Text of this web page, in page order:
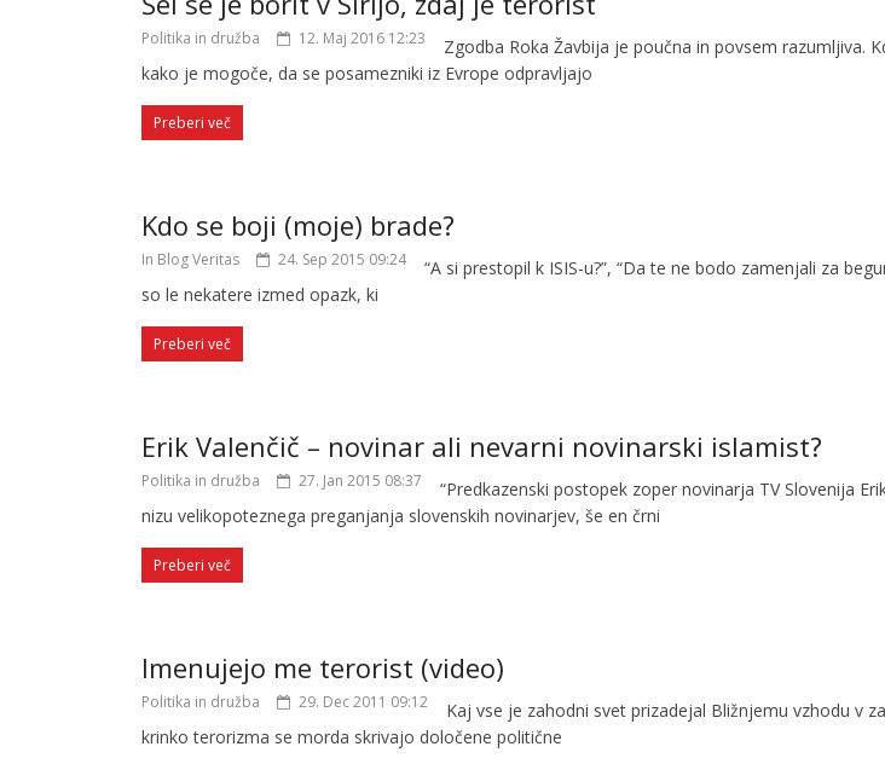
Politika in družba 12. Maj 2016 12:23
Zgodba Roka Žavbija je poučna in povsem razumljiva.
kako je mogoče, da se posamezniki iz Evrope odpravljajo
Preberi več
Kdo se boji (moje) brade?
In Blog Veritas 24. Sep 2015 09:24
“A si prestopil k ISIS-u?”, “Da te ne bodo zamenjali za
so le nekatere izmed opazk, ki
Preberi več
Erik Valenčič – novinar ali nevarni novinarski islamist?
Politika in družba 27. Jan 2015 08:37
“Predkazenski postopek zoper novinarja TV Slovenija
nizu velikopoteznega preganjanja slovenskih novinarjev, še en črni
Preberi več
Imenujejo me terorist (video)
Politika in družba 29. Dec 2011 09:12
Kaj vse je zahodni svet prizadejal Bližnjemu vzhodu v
krinko terorizma se morda skrivajo določene politične